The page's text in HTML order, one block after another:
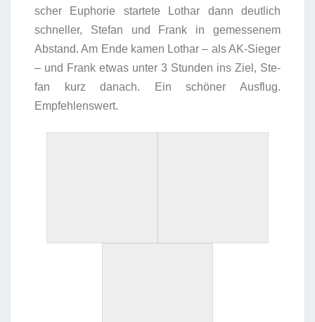
scher Eupho­rie star­te­te Lothar dann deut­lich
schnel­ler, Ste­fan und Frank in gemes­se­nem
Abstand. Am Ende kamen Lothar – als AK-Sie­ger
– und Frank etwas unter 3 Stun­den ins Ziel, Ste­
fan kurz danach. Ein schö­ner Aus­flug.
Empfehlenswert.